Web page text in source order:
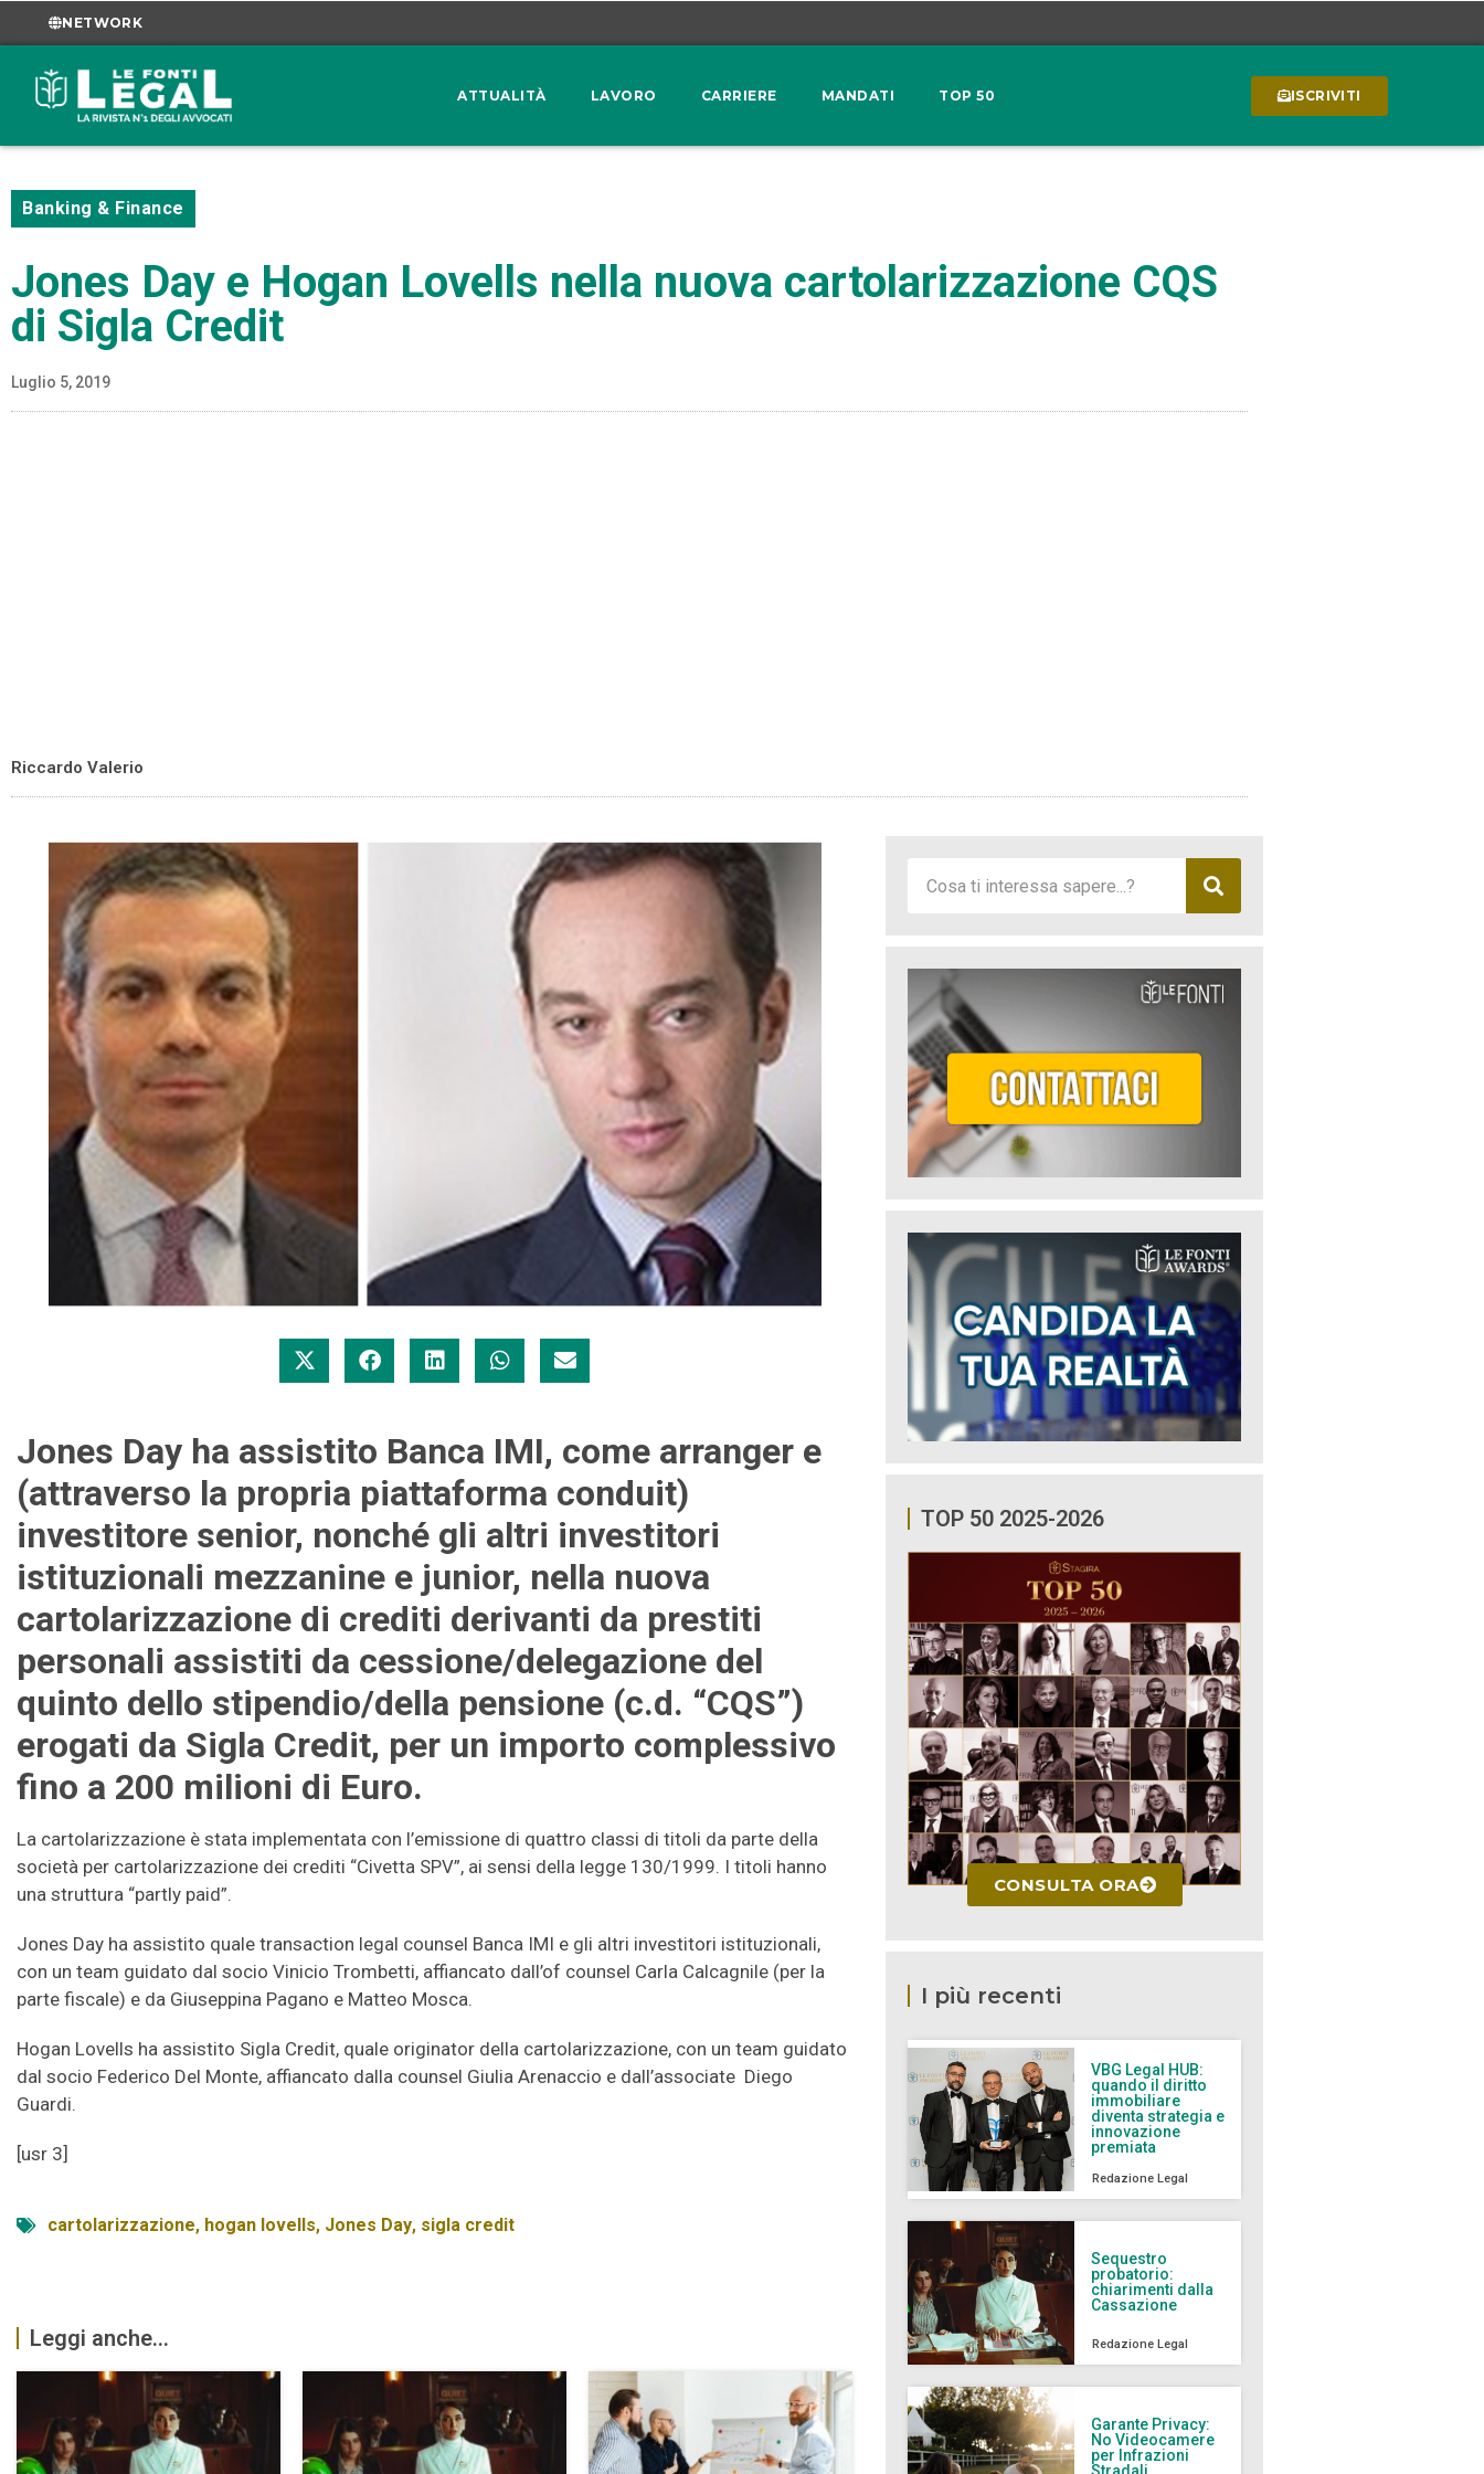
NETWORK
ATTUALITÀ LAVORO CARRIERE MANDATI TOP 50 ISCRIVITI
Banking & Finance
Jones Day e Hogan Lovells nella nuova cartolarizzazione CQS
di Sigla Credit
Luglio 5, 2019
Riccardo Valerio
Jones Day ha assistito Banca IMI, come arranger e
(attraverso la propria piattaforma conduit)
investitore senior, nonché gli altri investitori
istituzionali mezzanine e junior, nella nuova
cartolarizzazione di crediti derivanti da prestiti
personali assistiti da cessione/delegazione del
quinto dello stipendio/della pensione (c.d. “CQS”)
erogati da Sigla Credit, per un importo complessivo
fino a 200 milioni di Euro.
La cartolarizzazione è stata implementata con l’emissione di quattro classi di titoli da parte della
società per cartolarizzazione dei crediti “Civetta SPV”, ai sensi della legge 130/1999. I titoli hanno
una struttura “partly paid”.
Jones Day ha assistito quale transaction legal counsel Banca IMI e gli altri investitori istituzionali,
con un team guidato dal socio Vinicio Trombetti, affiancato dall’of counsel Carla Calcagnile (per la
parte fiscale) e da Giuseppina Pagano e Matteo Mosca.
Hogan Lovells ha assistito Sigla Credit, quale originator della cartolarizzazione, con un team guidato
dal socio Federico Del Monte, affiancato dalla counsel Giulia Arenaccio e dall’associate Diego
Guardi.
[usr 3]
cartolarizzazione, hogan lovells, Jones Day, sigla credit
Leggi anche...
TOP 50 2025-2026
CONSULTA ORA
I più recenti
VBG Legal HUB:
quando il diritto
immobiliare
diventa strategia e
innovazione
premiata
Redazione Legal
Sequestro
probatorio:
chiarimenti dalla
Cassazione
Redazione Legal
Garante Privacy:
No Videocamere
per Infrazioni
Stradali